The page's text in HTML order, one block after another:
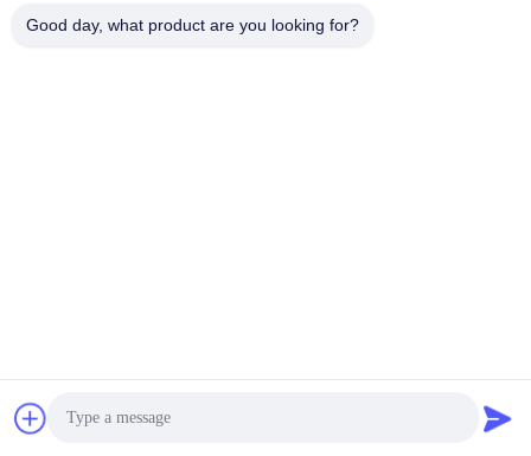
Good day, what product are you looking for?